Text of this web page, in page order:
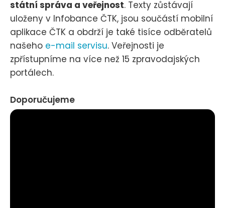
státní správa a veřejnost. Texty zůstávají
uloženy v Infobance ČTK, jsou součástí mobilní
aplikace ČTK a obdrží je také tisíce odběratelů
našeho e-mail servisu. Veřejnosti je
zpřístupníme na více než 15 zpravodajských
portálech.
Doporučujeme